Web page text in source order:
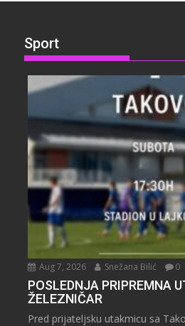
Sport
Aug 7, 2026 Snežana Bilić 0
POSLEDNJA PRIPREMNA
ŽELEZNIČAR
Pred prijateljsku utakmicu sa